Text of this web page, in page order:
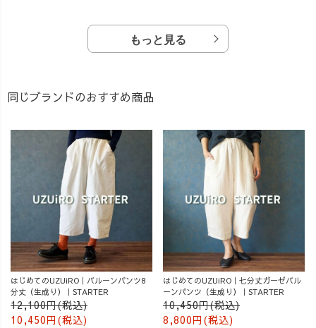
もっと見る
同じブランドのおすすめ商品
はじめてのUZUiRO｜バルーンパンツ8
分丈（生成り）｜STARTER
12,100円(税込)
10,450円(税込)
はじめてのUZUiRO｜七分丈ガーゼバル
ーンパンツ（生成り）｜STARTER
10,450円(税込)
8,800円(税込)